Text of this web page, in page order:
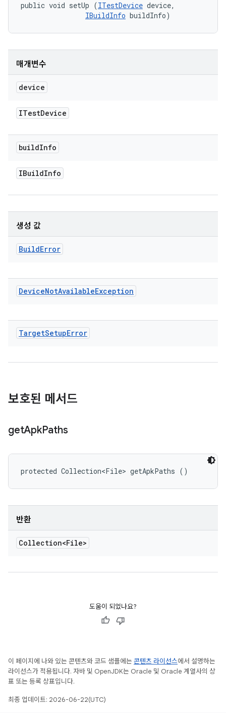
public void setUp (ITestDevice device,
IBuildInfo buildInfo)
매개변수
device
ITestDevice
buildInfo
IBuildInfo
생성 값
BuildError
DeviceNotAvailableException
TargetSetupError
보호된 메서드
getApkPaths
protected Collection<File> getApkPaths ()
반환
Collection<File>
도움이 되었나요?
이 페이지에 나와 있는 콘텐츠와 코드 샘플에는 콘텐츠 라이선스에서 설명하는
라이선스가 적용됩니다. 자바 및 OpenJDK는 Oracle 및 Oracle 계열사의 상
표 또는 등록 상표입니다.
최종 업데이트: 2026-06-22(UTC)